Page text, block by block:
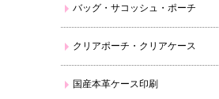
バッグ・サコッシュ・ポーチ
クリアポーチ・クリアケース
国産本革ケース印刷